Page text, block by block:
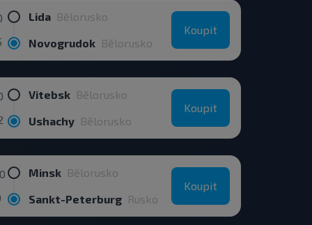
Lida Bělorusko
Novogrudok Bělorusko
Koupit
Vitebsk Bělorusko
Ushachy Bělorusko
Koupit
Minsk Bělorusko
Sankt-Peterburg Rusko
Koupit